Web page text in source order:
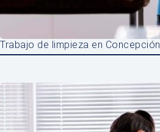
Trabajo de limpieza en Concepción